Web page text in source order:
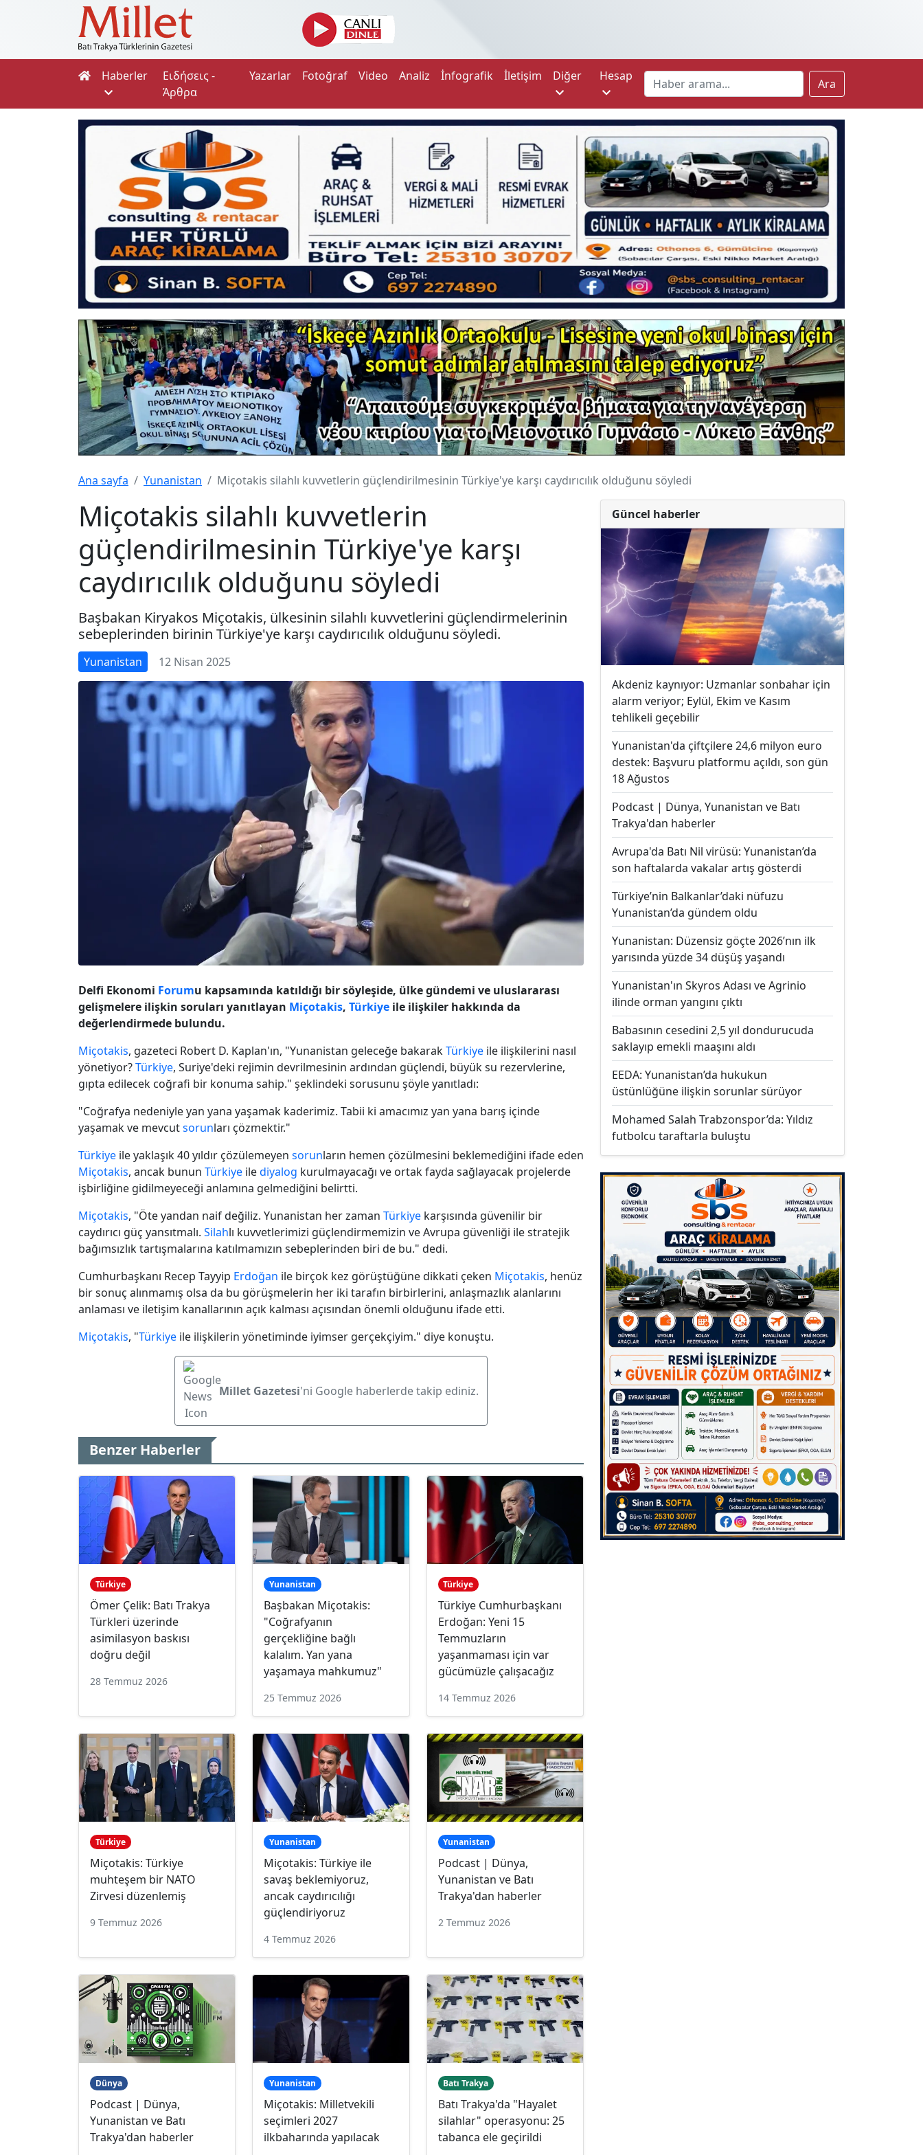
Haberler
Ειδήσεις -
Άρθρα
Yazarlar Fotoğraf Video Analiz İnfografik İletişim Diğer Hesap
Ara
Ana sayfa Yunanistan Miçotakis silahlı kuvvetlerin güçlendirilmesinin Türkiye'ye karşı caydırıcılık olduğunu söyledi
Miçotakis silahlı kuvvetlerin
güçlendirilmesinin Türkiye'ye karşı
caydırıcılık olduğunu söyledi
Başbakan Kiryakos Miçotakis, ülkesinin silahlı kuvvetlerini güçlendirmelerinin
sebeplerinden birinin Türkiye'ye karşı caydırıcılık olduğunu söyledi.
Yunanistan 12 Nisan 2025
Delfi Ekonomi Forumu kapsamında katıldığı bir söyleşide, ülke gündemi ve uluslararası
gelişmelere ilişkin soruları yanıtlayan Miçotakis, Türkiye ile ilişkiler hakkında da
değerlendirmede bulundu.
Miçotakis, gazeteci Robert D. Kaplan'ın, "Yunanistan geleceğe bakarakTürkiye ile ilişkilerini nasıl
yönetiyor?Türkiye, Suriye'deki rejimin devrilmesinin ardından güçlendi, büyük su rezervlerine,
gıpta edilecek coğrafi bir konuma sahip." şeklindeki sorusunu şöyle yanıtladı:
"Coğrafya nedeniyle yan yana yaşamak kaderimiz. Tabii ki amacımız yan yana barış içinde
yaşamak ve mevcutsorunları çözmektir."
Türkiye ile yaklaşık 40 yıldır çözülemeyen sorunların hemen çözülmesini beklemediğini ifade eden
Miçotakis, ancak bunun Türkiye ilediyalog kurulmayacağı ve ortak fayda sağlayacak projelerde
işbirliğine gidilmeyeceği anlamına gelmediğini belirtti.
Miçotakis, "Öte yandan naif değiliz. Yunanistan her zaman Türkiye karşısında güvenilir bir
caydırıcı güç yansıtmalı. Silahlı kuvvetlerimizi güçlendirmemizin ve Avrupa güvenliği ile stratejik
bağımsızlık tartışmalarına katılmamızın sebeplerinden biri de bu." dedi.
Cumhurbaşkanı Recep Tayyip Erdoğan ile birçok kez görüştüğüne dikkati çeken Miçotakis, henüz
bir sonuç alınmamış olsa da bu görüşmelerin her iki tarafın birbirlerini, anlaşmazlık alanlarını
anlaması ve iletişim kanallarının açık kalması açısından önemli olduğunu ifade etti.
Miçotakis, "Türkiye ile ilişkilerin yönetiminde iyimser gerçekçiyim." diye konuştu.
Millet Gazetesi'ni Google haberlerde takip ediniz.
Benzer Haberler
Türkiye
Ömer Çelik: Batı Trakya
Türkleri üzerinde
asimilasyon baskısı
doğru değil
28 Temmuz 2026
Yunanistan
Başbakan Miçotakis:
"Coğrafyanın
gerçekliğine bağlı
kalalım. Yan yana
yaşamaya mahkumuz"
25 Temmuz 2026
Türkiye
Türkiye Cumhurbaşkanı
Erdoğan: Yeni 15
Temmuzların
yaşanmaması için var
gücümüzle çalışacağız
14 Temmuz 2026
Türkiye
Miçotakis: Türkiye
muhteşem bir NATO
Zirvesi düzenlemiş
9 Temmuz 2026
Yunanistan
Miçotakis: Türkiye ile
savaş beklemiyoruz,
ancak caydırıcılığı
güçlendiriyoruz
4 Temmuz 2026
Yunanistan
Podcast | Dünya,
Yunanistan ve Batı
Trakya'dan haberler
2 Temmuz 2026
Dünya
Podcast | Dünya,
Yunanistan ve Batı
Trakya'dan haberler
Yunanistan
Miçotakis: Milletvekili
seçimleri 2027
ilkbaharında yapılacak
Batı Trakya
Batı Trakya'da "Hayalet
silahlar" operasyonu: 25
tabanca ele geçirildi
Güncel haberler
Akdeniz kaynıyor: Uzmanlar sonbahar için
alarm veriyor; Eylül, Ekim ve Kasım
tehlikeli geçebilir
Yunanistan'da çiftçilere 24,6 milyon euro
destek: Başvuru platformu açıldı, son gün
18 Ağustos
Podcast | Dünya, Yunanistan ve Batı
Trakya'dan haberler
Avrupa'da Batı Nil virüsü: Yunanistan’da
son haftalarda vakalar artış gösterdi
Türkiye’nin Balkanlar’daki nüfuzu
Yunanistan’da gündem oldu
Yunanistan: Düzensiz göçte 2026’nın ilk
yarısında yüzde 34 düşüş yaşandı
Yunanistan'ın Skyros Adası ve Agrinio
ilinde orman yangını çıktı
Babasının cesedini 2,5 yıl dondurucuda
saklayıp emekli maaşını aldı
EEDA: Yunanistan’da hukukun
üstünlüğüne ilişkin sorunlar sürüyor
Mohamed Salah Trabzonspor’da: Yıldız
futbolcu taraftarla buluştu